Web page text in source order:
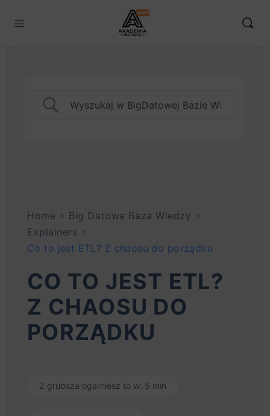
Home
Big Datowa Baza Wiedzy
Explainers
Co to jest ETL? Z chaosu do porządku
CO TO JEST ETL?
Z CHAOSU DO
PORZĄDKU
Z grubsza ogarniesz to w: 5 min